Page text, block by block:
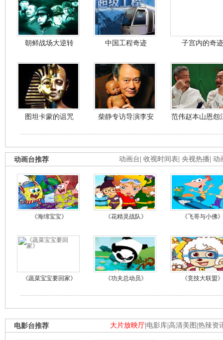
朝鲜战场大逆转 中国工程奇迹 子宫内的奇迹
图坦卡蒙的诅咒 柴静专访导演李安 范伟赵本山恩怨
动画台 收视时间表 央视热播 动
动画台推荐
《海绵宝宝》 《花精灵战队》 《飞哥与小佛》
《蔬菜宝宝要回家》 《功夫总动员》 《竞技大联盟》
大片放映厅 电影库 高清美图 热辣资
电影台推荐